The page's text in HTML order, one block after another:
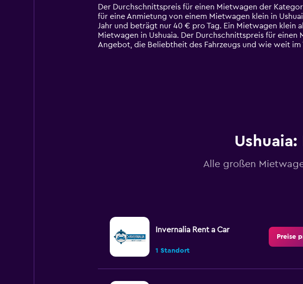
14
categories.
The
chart
has
Der Durchschnittspreis für einen Mietwagen der
für eine Anmietung von einem Mietwagen klein in
Jahr und beträgt nur 40 € pro Tag. Ein Mietwagen
Mietwagen in Ushuaia. Der Durchschnittspreis für
Angebot, die Beliebtheit des Fahrzeugs und wie weit
Alle großen
Invernalia Rent a Car
1 Standort
Preise